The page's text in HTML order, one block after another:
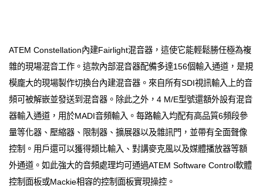
ATEM Constellation內建Fairlight混音器，這使它能輕鬆勝任極為複
雜的現場混音工作。這款內部混音器配備多達156個輸入通道，是規
模龐大的現場製作切換台內建混音器。來自所有SDI視訊輸入上的音
頻可被解嵌並發送到混音器。除此之外，4 M/E型號還額外設有混音
器輸入通道，用於MADI音頻輸入。每路輸入均配有高品質6頻段參
量等化器、壓縮器、限制器、擴展器以及雜訊門，並帶有全面聲像
控制。用戶還可以獲得類比輸入、對講麥克風以及媒體播放器等額
外通道。如此強大的音頻處理均可通過ATEM Software Control軟體
控制面板或Mackie相容的控制面板實現操控。